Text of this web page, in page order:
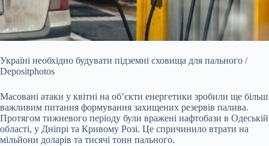
Україні необхідно будувати підземні сховища для пального /
Depositphotos
Масовані атаки у квітні на об’єкти енергетики зробили ще більш
важливим питання формування захищених резервів палива.
Протягом тижневого періоду були вражені нафтобази в Одеській
області, у Дніпрі та Кривому Розі. Це спричинило втрати на
мільйони доларів та тисячі тонн пального.